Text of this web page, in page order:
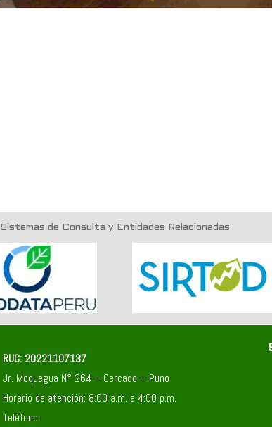
Sistemas de Consulta y Entidades Relacionadas
RUC: 20221107137
Jr. Moquegua N° 264 – Cercado – Puno
Horario de atención: 8:00 a.m. a 4:00 p.m.
Teléfono: